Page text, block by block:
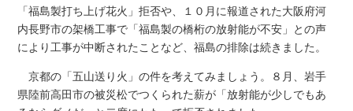
「福島製打ち上げ花火」拒否や、１０月に報道された大阪府河
内長野市の架橋工事で「福島製の橋桁の放射能が不安」との声
により工事が中断されたことなど、福島の排除は続きました。
京都の「五山送り火」の件を考えてみましょう。８月、岩手
県陸前高田市の被災松でつくられた薪が「放射能が少しでもあ